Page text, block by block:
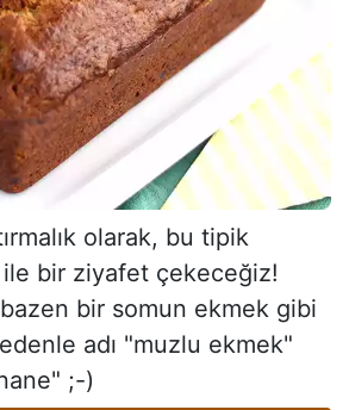
olarak, bu tipik
bir ziyafet çekeceğiz!
bir somun ekmek gibi
adı "muzlu ekmek"
;-)